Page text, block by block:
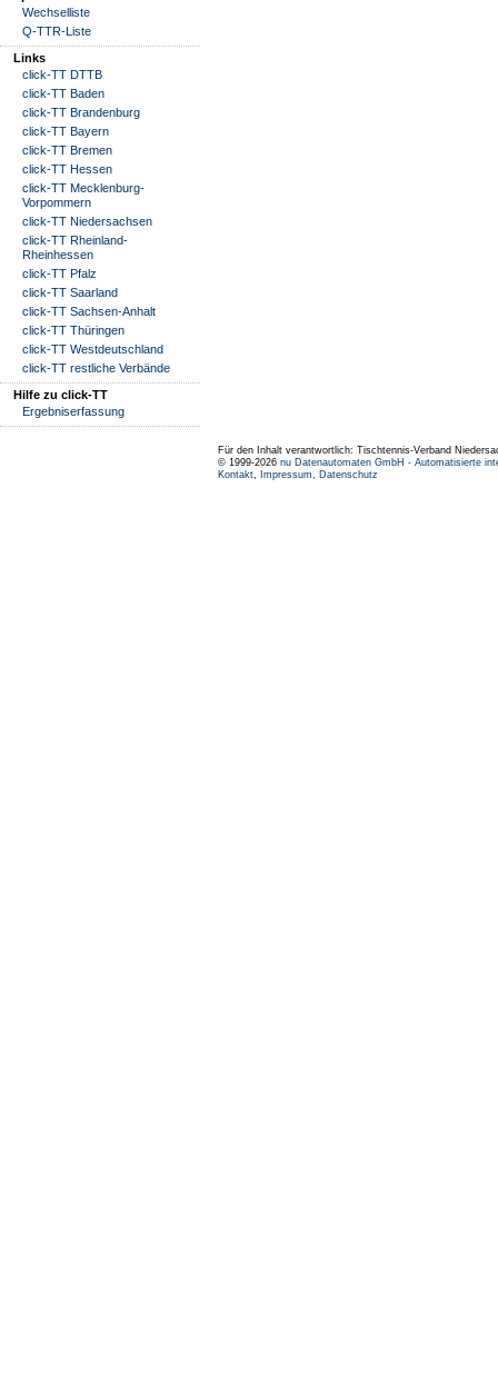
Wechselliste
Q-TTR-Liste
Links
click-TT DTTB
click-TT Baden
click-TT Brandenburg
click-TT Bayern
click-TT Bremen
click-TT Hessen
click-TT Mecklenburg-
Vorpommern
click-TT Niedersachsen
click-TT Rheinland-
Rheinhessen
click-TT Pfalz
click-TT Saarland
click-TT Sachsen-Anhalt
click-TT Thüringen
click-TT Westdeutschland
click-TT restliche Verbände
Hilfe zu click-TT
Ergebniserfassung
Für den Inhalt verantwortlich: Tischtennis-Verband
© 1999-2026 nu Datenautomaten GmbH - Automatisierte
Kontakt, Impressum, Datenschutz